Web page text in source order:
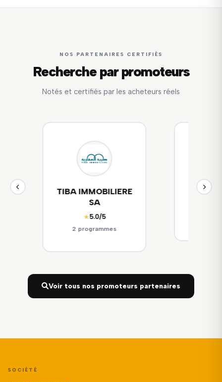
NOS PARTENAIRES CERTIFIÉS
Recherche par promoteurs
Notés et certifiés par les acheteurs réels
SITEJ
☆☆☆☆☆(Aucun avis)
2 programmes
Voir tous nos promoteurs partenaires
SOCIÉTÉ